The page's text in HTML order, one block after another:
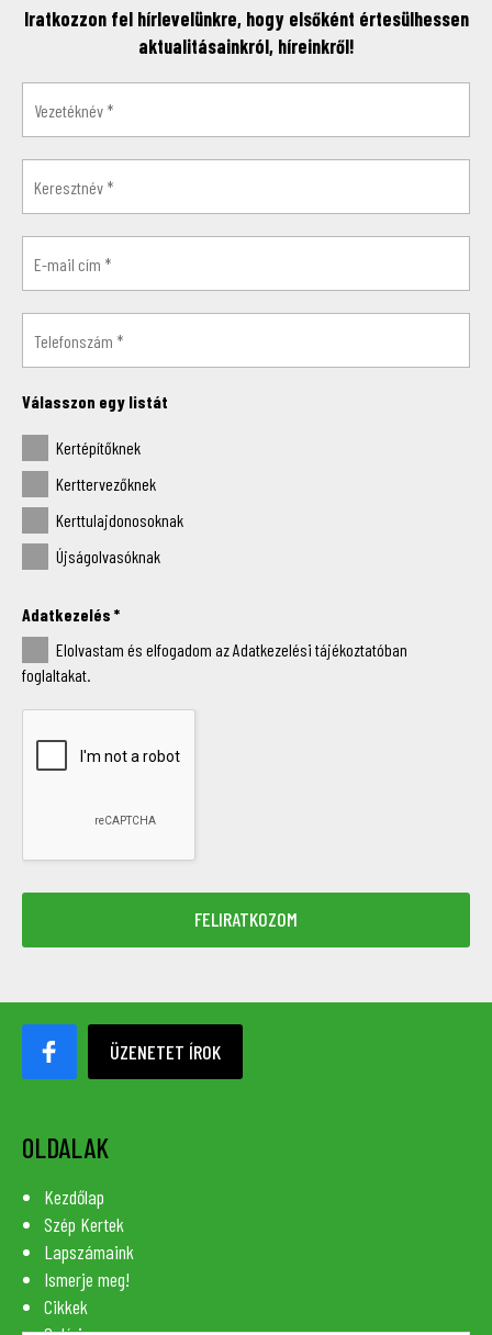
Iratkozzon fel hírlevelünkre, hogy elsőként értesülhessen
aktualitásainkról, híreinkről!
Válasszon egy listát
Kertépítőknek
Kerttervezőknek
Kerttulajdonosoknak
Újságolvasóknak
Adatkezelés *
Elolvastam és elfogadom az Adatkezelési tájékoztatóban
foglaltakat.
ÜZENETET ÍROK
OLDALAK
Kezdőlap
Szép Kertek
Lapszámaink
Ismerje meg!
Cikkek